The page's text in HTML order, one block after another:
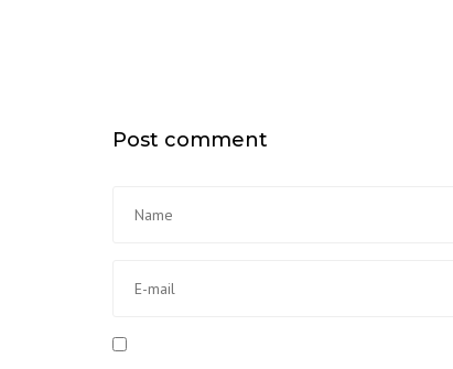
Post comment